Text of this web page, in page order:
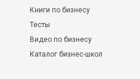
Книги по бизнесу
Тесты
Видео по бизнесу
Каталог бизнес-школ